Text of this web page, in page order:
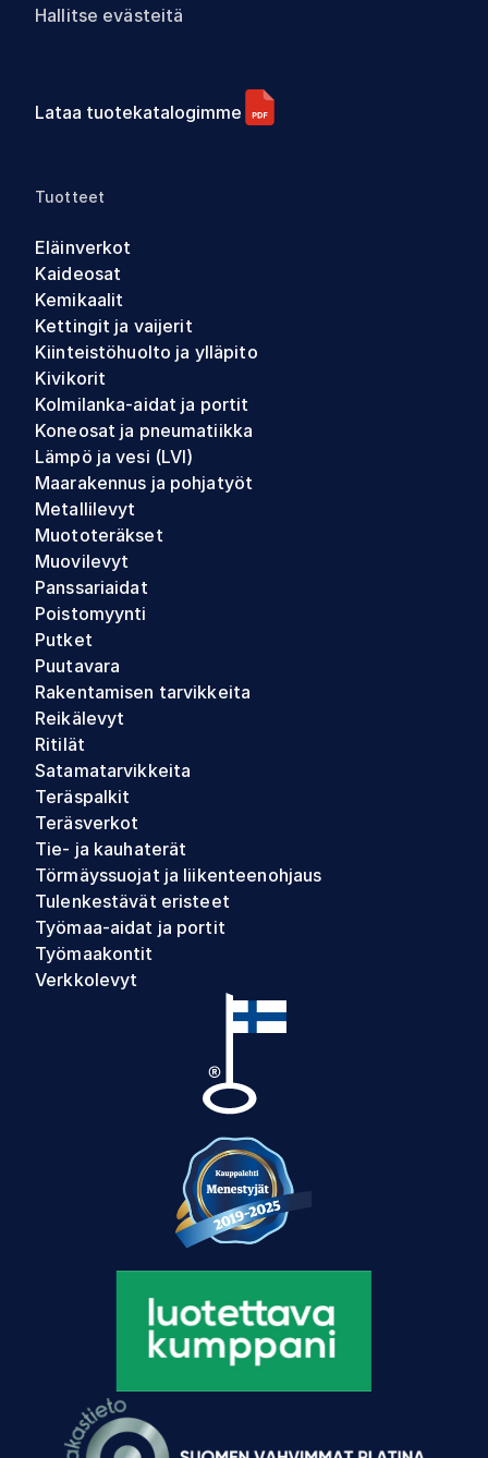
Hallitse evästeitä
Lataa tuotekatalogimme
Tuotteet
Eläinverkot
Kaideosat
Kemikaalit
Kettingit ja vaijerit
Kiinteistöhuolto ja ylläpito
Kivikorit
Kolmilanka-aidat ja portit
Koneosat ja pneumatiikka
Lämpö ja vesi (LVI)
Maarakennus ja pohjatyöt
Metallilevyt
Muototeräkset
Muovilevyt
Panssariaidat
Poistomyynti
Putket
Puutavara
Rakentamisen tarvikkeita
Reikälevyt
Ritilät
Satamatarvikkeita
Teräspalkit
Teräsverkot
Tie- ja kauhaterät
Törmäyssuojat ja liikenteenohjaus
Tulenkestävät eristeet
Työmaa-aidat ja portit
Työmaakontit
Verkkolevyt